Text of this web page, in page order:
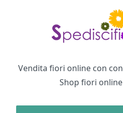
Vendita fiori online con
Shop fiori online